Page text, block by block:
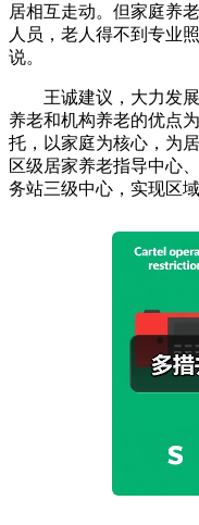
居相互走动。但家庭养
人员，老人得不到专业
说。
王诚建议，大力发
养老和机构养老的优点
托，以家庭为核心，为
区级居家养老指导中心
务站三级中心，实现区